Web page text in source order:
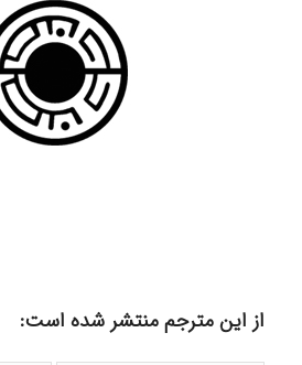
از این مترجم منتشر شده است: